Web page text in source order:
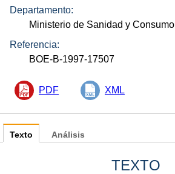
Departamento:
Ministerio de Sanidad y Consumo
Referencia:
BOE-B-1997-17507
PDF XML
Texto
TEXTO
Análisis